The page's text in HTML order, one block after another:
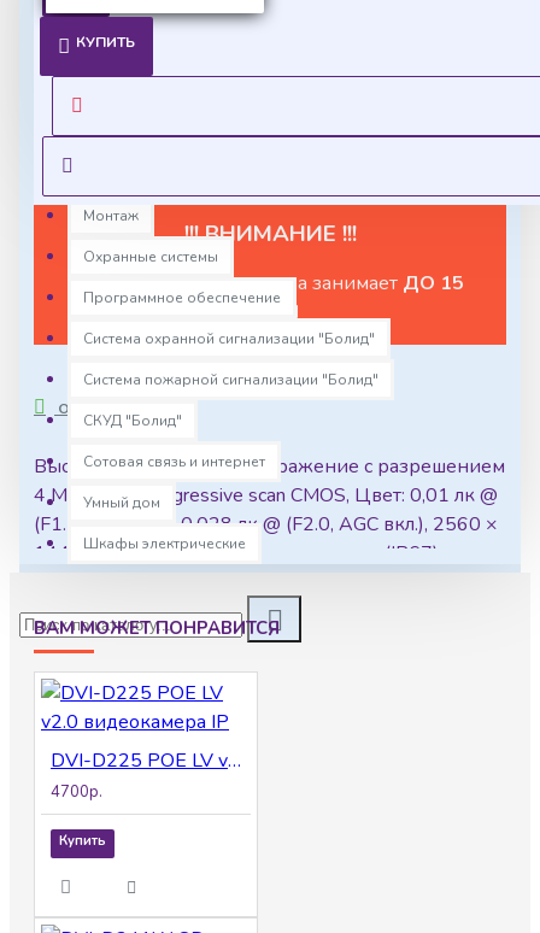
Комплекс устройств для взрывоопасных зон "Болид"
Компьютеры с установленным программным
Контроль доступа
Монтаж
Охранные системы
Программное обеспечение
Система охранной сигнализации "Болид"
Система пожарной сигнализации "Болид"
СКУД "Болид"
Сотовая связь и интернет
Умный дом
Шкафы электрические
КУПИТЬ
Ценовая политика
Уточнить цены на опт можно у менеджера
!!! ВНИМАНИЕ !!!
Отгрузка данного товара занимает ДО 15
ДНЕЙ
ОПИСАНИЕ
Высококачественное изображение с разрешением
4 МП, 1/2.7' progressive scan CMOS, Цвет: 0,01 лк @
(F1.2, AGC вкл.), 0,028 лк @ (F2.0, AGC вкл.), 2560 ×
1440, Водо- и пыленепроницаемость (IP67) и
антивандальная защита (IK10), дальность ИК-
подсветки 30 м эффективная технология сжатия
H.265+, 12 В постоянного тока ± 25%, PoE: 802.3af,
2.8 / 4 mm, материал: металл
ВАМ МОЖЕТ ПОНРАВИТСЯ
DVI-D225 POE LV v2.0 видеокамера IP
4700р.
Купить